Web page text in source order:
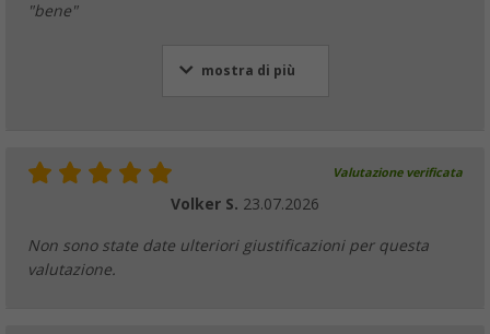
"bene"
mostra di più
Valutazione verificata
Volker S. 23.07.2026
Non sono state date ulteriori giustificazioni per questa
valutazione.